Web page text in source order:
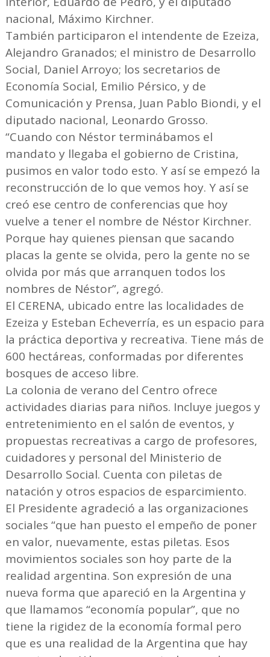
nacional, Máximo Kirchner.
También participaron el intendente de Ezeiza,
Alejandro Granados; el ministro de Desarrollo
Social, Daniel Arroyo; los secretarios de
Economía Social, Emilio Pérsico, y de
Comunicación y Prensa, Juan Pablo Biondi, y el
diputado nacional, Leonardo Grosso.
“Cuando con Néstor terminábamos el
mandato y llegaba el gobierno de Cristina,
pusimos en valor todo esto. Y así se empezó la
reconstrucción de lo que vemos hoy. Y así se
creó ese centro de conferencias que hoy
vuelve a tener el nombre de Néstor Kirchner.
Porque hay quienes piensan que sacando
placas la gente se olvida, pero la gente no se
olvida por más que arranquen todos los
nombres de Néstor”, agregó.
El CERENA, ubicado entre las localidades de
Ezeiza y Esteban Echeverría, es un espacio para
la práctica deportiva y recreativa. Tiene más de
600 hectáreas, conformadas por diferentes
bosques de acceso libre.
La colonia de verano del Centro ofrece
actividades diarias para niños. Incluye juegos y
entretenimiento en el salón de eventos, y
propuestas recreativas a cargo de profesores,
cuidadores y personal del Ministerio de
Desarrollo Social. Cuenta con piletas de
natación y otros espacios de esparcimiento.
El Presidente agradeció a las organizaciones
sociales “que han puesto el empeño de poner
en valor, nuevamente, estas piletas. Esos
movimientos sociales son hoy parte de la
realidad argentina. Son expresión de una
nueva forma que apareció en la Argentina y
que llamamos “economía popular”, que no
tiene la rigidez de la economía formal pero
que es una realidad de la Argentina que hay